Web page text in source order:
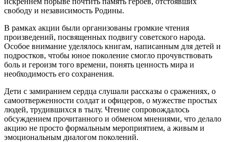
свободу и независимость Родины.
В рамках акции были организованы громкие чтения
произведений, посвященных подвигу советского народа.
Особое внимание уделялось книгам, написанным для детей и
подростков, чтобы юное поколение смогло прочувствовать
боль и героизм того времени, понять ценность мира и
необходимость его сохранения.
Дети с замиранием сердца слушали рассказы о сражениях, о
самоотверженности солдат и офицеров, о мужестве простых
людей, трудившихся в тылу. Чтение сопровождалось
обсуждением прочитанного и обменом мнениями, что делало
акцию не просто формальным мероприятием, а живым и
эмоциональным диалогом поколений.